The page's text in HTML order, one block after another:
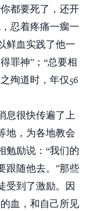
都要死了，还开
忍着疼痛一瘸一
鲜血实践了他一
罪神”；“总要相
殉道时，年仅56
息很快传遍了上
地，为各地教会
勉励说：“我们的
跟随他去。”那些
受到了激励。因
血，和自己所见